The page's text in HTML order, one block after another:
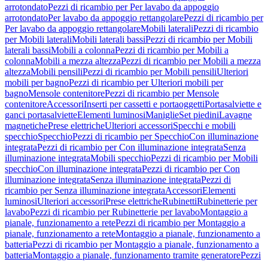
arrotondatoPezzi di ricambio per Per lavabo da appoggio
arrotondatoPer lavabo da appoggio rettangolarePezzi di ricambio per
Per lavabo da appoggio rettangolareMobili lateraliPezzi di ricambio
per Mobili lateraliMobili laterali bassiPezzi di ricambio per Mobili
laterali bassiMobili a colonnaPezzi di ricambio per Mobili a
colonnaMobili a mezza altezzaPezzi di ricambio per Mobili a mezza
altezzaMobili pensiliPezzi di ricambio per Mobili pensiliUlteriori
mobili per bagnoPezzi di ricambio per Ulteriori mobili per
bagnoMensole contenitorePezzi di ricambio per Mensole
contenitoreAccessoriInserti per cassetti e portaoggettiPortasalviette e
ganci portasalvietteElementi luminosiManiglieSet piediniLavagne
magnetichePrese elettricheUlteriori accessoriSpecchi e mobili
specchioSpecchioPezzi di ricambio per SpecchioCon illuminazione
integrataPezzi di ricambio per Con illuminazione integrataSenza
illuminazione integrataMobili specchioPezzi di ricambio per Mobili
specchioCon illuminazione integrataPezzi di ricambio per Con
illuminazione integrataSenza illuminazione integrataPezzi di
ricambio per Senza illuminazione integrataAccessoriElementi
luminosiUlteriori accessoriPrese elettricheRubinettiRubinetterie per
lavaboPezzi di ricambio per Rubinetterie per lavaboMontaggio a
pianale, funzionamento a retePezzi di ricambio per Montaggio a
pianale, funzionamento a reteMontaggio a pianale, funzionamento a
batteriaPezzi di ricambio per Montaggio a pianale, funzionamento a
batteriaMontaggio a pianale, funzionamento tramite generatorePezzi